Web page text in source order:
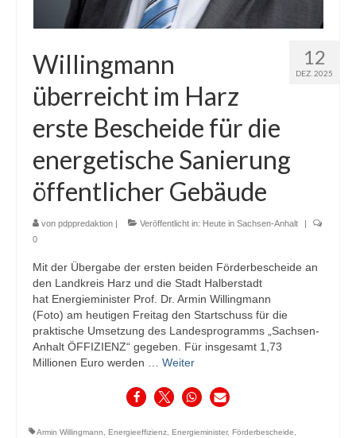
12
DEZ. 2025
Willingmann
überreicht im Harz
erste Bescheide für die
energetische Sanierung
öffentlicher Gebäude
von pdppredaktion | Veröffentlicht in: Heute in Sachsen-Anhalt
|
0
Mit der Übergabe der ersten beiden Förderbescheide an
den Landkreis Harz und die Stadt Halberstadt
hat Energieminister Prof. Dr. Armin Willingmann
(Foto) am heutigen Freitag den Startschuss für die
praktische Umsetzung des Landesprogramms „Sachsen-
Anhalt ÖFFIZIENZ“ gegeben. Für insgesamt 1,73
Millionen Euro werden … Weiter
Armin Willingmann Energieeffizienz Energieminister, Förderbescheide